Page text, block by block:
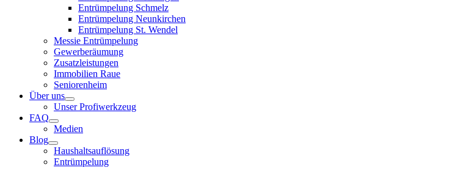
Entrümpelung Schmelz
Entrümpelung Neunkirchen
Entrümpelung St. Wendel
Messie Entrümpelung
Gewerberäumung
Zusatzleistungen
Immobilien Raue
Seniorenheim
Über uns
Unser Profiwerkzeug
FAQ
Medien
Blog
Haushaltsauflösung
Entrümpelung